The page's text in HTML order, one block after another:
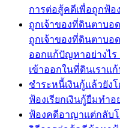
การต่อสู้คดีเพื่อถูกฟ้อ
ถูกเจ้าของที่ดินตาบอ
ถูกเจ้าของที่ดินตาบอ
ออกแก้ปัญหาอย่างไร
เข้าออกในที่ดินเราแ
ชำระหนี้เงินกู้แล้วยัง
ฟ้องเรียกเงินกู้ยืมทำ
ฟ้องคดีอาญาแต่กลับโ